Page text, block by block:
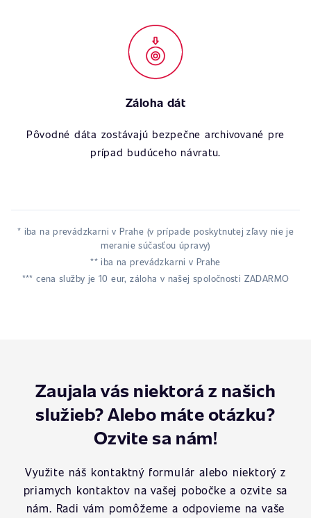
Záloha dát
Pôvodné dáta zostávajú bezpečne archivované pre
prípad budúceho návratu.
* iba na prevádzkarni v Prahe (v prípade poskytnutej zľavy nie je
meranie súčasťou úpravy)
** iba na prevádzkarni v Prahe
*** cena služby je 10 eur, záloha v našej spoločnosti ZADARMO
Zaujala vás niektorá z našich
služieb? Alebo máte otázku?
Ozvite sa nám!
Využite náš kontaktný formulár alebo niektorý z
priamych kontaktov na vašej pobočke a ozvite sa
nám. Radi vám pomôžeme a odpovieme na vaše